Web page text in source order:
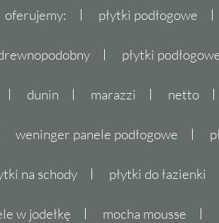
oferujemy: płytki podłogowe
płytki
dunin marazzi netto
weninger panele podłogowe
na schody płytki do łazienki
w jodełkę mocha mousse